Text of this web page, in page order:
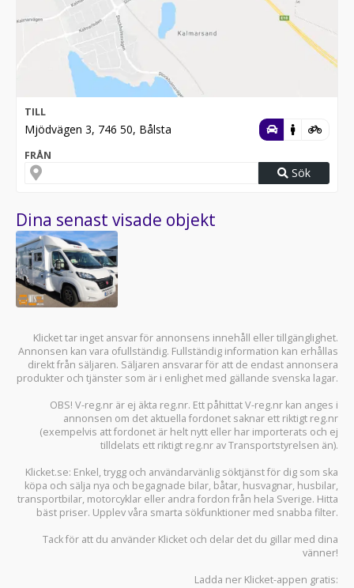
TILL
Mjödvägen 3, 746 50, Bålsta
FRÅN
Sök
Dina senast visade objekt
Klicket tar inget ansvar för annonsens innehåll eller tillgänglighet.
Annonsen kan vara ofullständig. Fullständig information kan erhållas
direkt från säljaren. Säljaren ansvarar för att de endast annonsera
produkter och tjänster som är i enlighet med gällande svenska lagar.
OBS! V-reg.nr är ej äkta reg.nr. Ett påhittat V-reg.nr kan anges i
annonsen om det aktuella fordonet saknar ett riktigt reg.nr
(exempelvis att fordonet är helt nytt eller har importerats och ej
tilldelats ett riktigt reg.nr av Transportstyrelsen än).
Klicket.se: Enkel, trygg och användarvänlig söktjänst för dig som ska
köpa och sälja nya och begagnade bilar, båtar, husvagnar, husbilar,
transportbilar, motorcyklar eller andra fordon från hela Sverige. Hitta
bäst priser. Upplev våra smarta sökfunktioner med snabba filter.
Tack för att du använder Klicket och delar det du gillar med dina
vänner!
Ladda ner Klicket-appen gratis: